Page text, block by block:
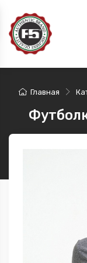
Главная